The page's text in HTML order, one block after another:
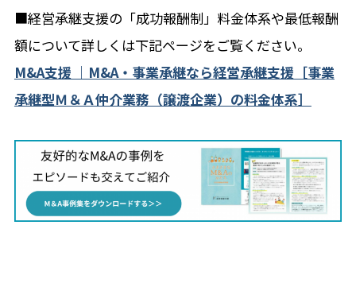
■経営承継支援の「成功報酬制」料金体系や最低報酬
額について詳しくは下記ページをご覧ください。
M&A支援 ｜M&A・事業承継なら経営承継支援［事業
承継型Ｍ＆Ａ仲介業務（譲渡企業）の料金体系］